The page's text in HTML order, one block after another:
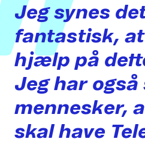
Jeg synes
fantastisk, at
hjælp på
Jeg har også
mennesker,
skal have